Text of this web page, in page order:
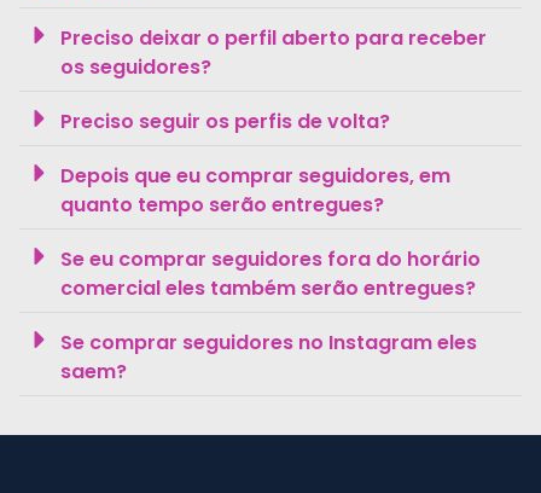
Preciso deixar o perfil aberto para receber
os seguidores?
Preciso seguir os perfis de volta?
Depois que eu comprar seguidores, em
quanto tempo serão entregues?
Se eu comprar seguidores fora do horário
comercial eles também serão entregues?
Se comprar seguidores no Instagram eles
saem?